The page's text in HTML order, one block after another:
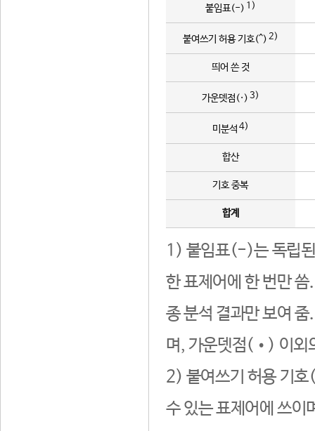
붙임표(-) 1)
붙여쓰기 허용 기호(^) 2)
띄어 쓴 것
가운뎃점(·) 3)
미분석 4)
합산
기호 중복
합계
1) 붙임표(-)는 독립된
한 표제어에 한 번만
종 분석 결과만 보여
며, 가운뎃점(•) 이외
2) 붙여쓰기 허용 기호
수 있는 표제어에 쓰이